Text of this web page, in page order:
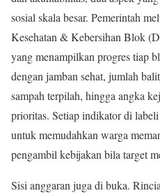
sosial skala besar. Pemerintah
Kesehatan & Kebersihan Blok
yang menampilkan progres tiap
dengan jamban sehat, jumlah
sampah terpilah, hingga angka
prioritas. Setiap indikator di
untuk memudahkan warga
pengambil kebijakan bila target
Sisi anggaran juga di buka.